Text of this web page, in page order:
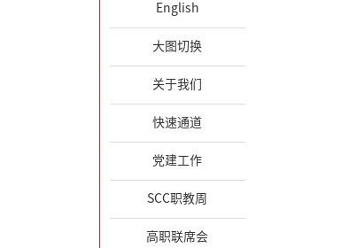
English
大图切换
关于我们
快速通道
党建工作
SCC职教周
高职联席会